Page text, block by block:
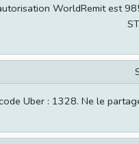
WorldRemit est
Uber : 1328. Ne le